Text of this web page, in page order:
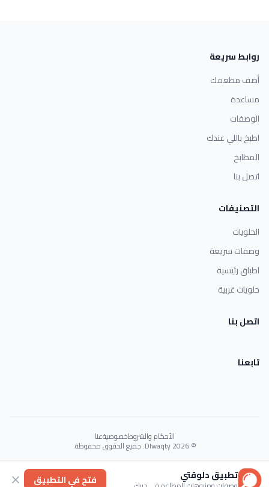
روابط سريعة
أضف مطعمك
مساعدة
الوصفات
اطبخ باللي عندك
المطابخ
اتصل بنا
التصنيفات
الحلويات
وصفات سريعة
اطباق رئيسية
حلويات غربية
اتصل بنا
تابعنا
الأحكام والشروطخصوصيةعنا
© 2026 Dlwaqty. جميع الحقوق محفوظة.
Powered byGAIT
تطبيق دلوقتي فتح في التطبيق